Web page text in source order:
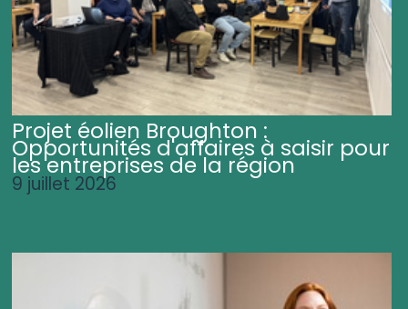
Projet éolien Broughton :
Opportunités d'affaires à saisir pour
les entreprises de la région
9 juillet 2026